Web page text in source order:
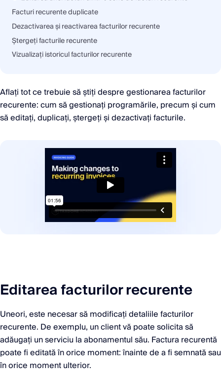
Facturi recurente duplicate
Dezactivarea și reactivarea facturilor recurente
Ștergeți facturile recurente
Vizualizați istoricul facturilor recurente
Aflați tot ce trebuie să știți despre gestionarea facturilor
recurente: cum să gestionați programările, precum și cum
să editați, duplicați, ștergeți și dezactivați facturile.
Editarea facturilor recurente
Uneori, este necesar să modificați detaliile facturilor
recurente. De exemplu, un client vă poate solicita să
adăugați un serviciu la abonamentul său. Factura recurentă
poate fi editată în orice moment: înainte de a fi semnată sau
în orice moment ulterior.